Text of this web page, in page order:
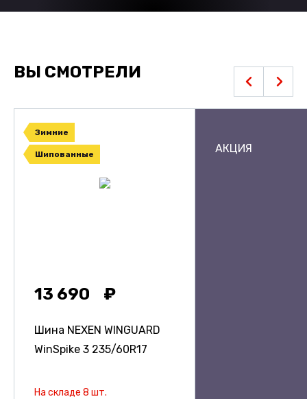
ВЫ СМОТРЕЛИ
Зимние
Шипованные
13 690
Шина NEXEN WINGUARD
WinSpike 3 235/60R17
На складе 8 шт.
АКЦИЯ